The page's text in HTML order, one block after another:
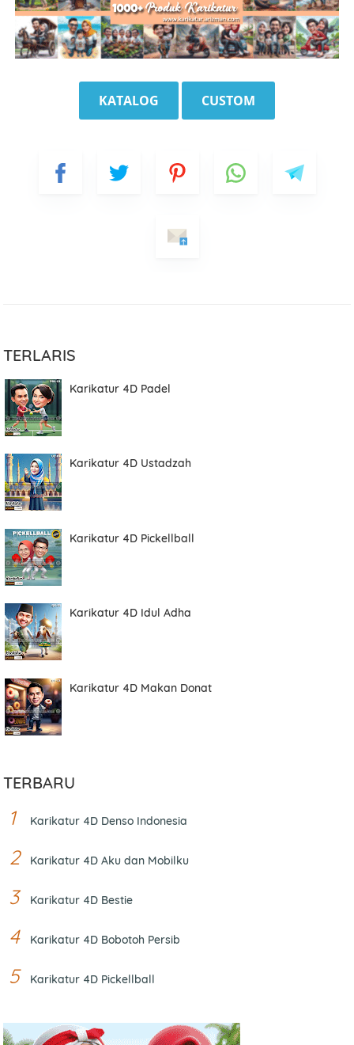
KATALOG CUSTOM
TERLARIS
Karikatur 4D Padel
Karikatur 4D Ustadzah
Karikatur 4D Pickellball
Karikatur 4D Idul Adha
Karikatur 4D Makan Donat
TERBARU
Karikatur 4D Denso Indonesia
Karikatur 4D Aku dan Mobilku
Karikatur 4D Bestie
Karikatur 4D Bobotoh Persib
Karikatur 4D Pickellball